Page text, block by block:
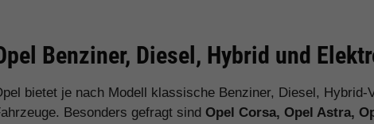
Benziner, Diesel, Hybrid und
bietet je nach Modell klassische Benziner, Diesel,
Besonders gefragt sindOpel Corsa, Opel Astra,